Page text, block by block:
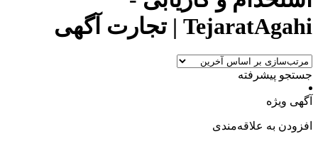
TejaratAgahi | تجارت آگهی
جستجو پیشرفته
آگهی ویژه
افزودن به علاقه‌مندی